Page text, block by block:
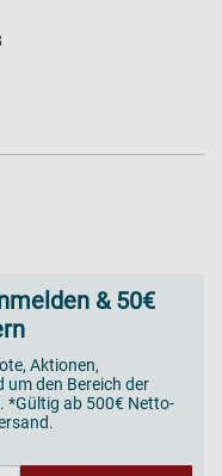
& 50€
Aktionen,
den Bereich der
*Gültig ab 500€ Netto-